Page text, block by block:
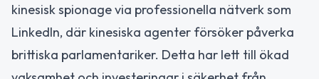
kinesisk spionage via professionella nätverk som
LinkedIn, där kinesiska agenter försöker påverka
brittiska parlamentariker. Detta har lett till ökad